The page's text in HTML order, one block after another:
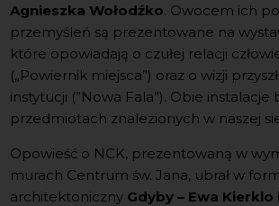
Agnieszka Wołodźko. Owocem ich
przemyśleń są prezentowane na
które opowiadają o czułej relacji
(„Powiernik miejsca”) oraz o wizji
instytucji (”Nowa Fala”). Obie instalacje
przedmiotach znalezionych w naszej
Opowieść o NCK, prezentowaną w
murach Centrum św. Jana, ubrał w
architektoniczny Gdyby – Ewa Kierklo